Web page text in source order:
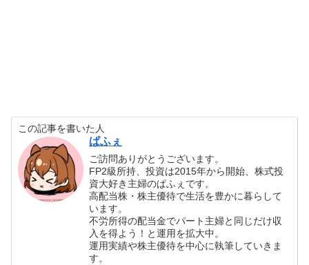
この記事を書いた人
ぱふぇ
ご訪問ありがとうございます。
FP2級所持、投資は2015年から開始、株式投
資大好き主婦のぱふぇです。
高配当株・株主優待で生活を豊かに暮らして
います。
不労所得の配当金でパート主婦と同じだけ収
入を得よう！と運用を拡大中。
運用実績や株主優待を中心に執筆していきま
す。